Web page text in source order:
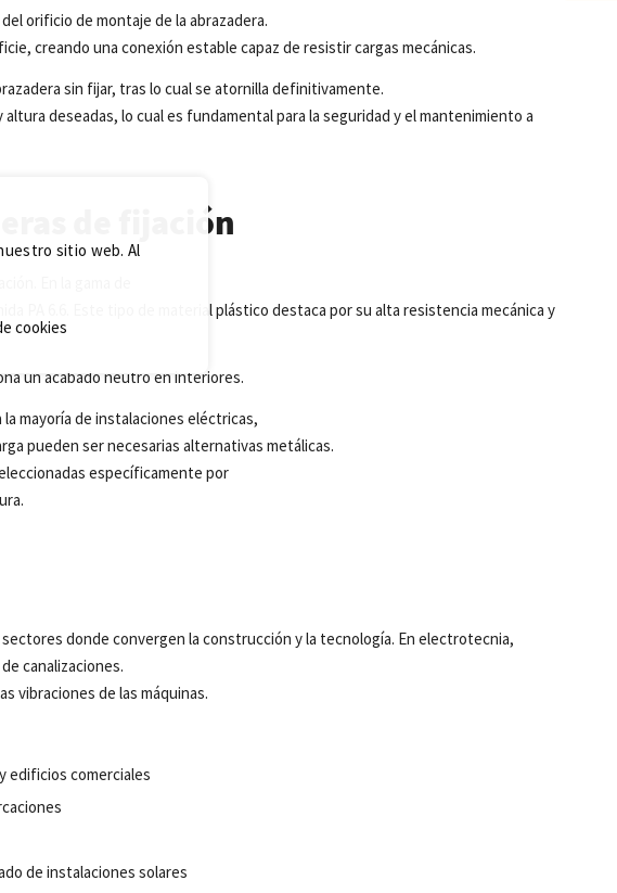
del orificio demontaje de laabrazadera.
creando unaconexión estable capaz deresistircargas mecánicas.
sin fijar, tras locualseatornilla definitivamente.
alturadeseadas, locuales fundamentalpara laseguridad yelmantenimiento a
de fijación
materialplástico destaca por su altaresistencia mecánica y
unacabado neutro eninteriores.
lamayoría deinstalaciones eléctricas,
pueden sernecesarias alternativas metálicas.
específicamente por
sectores dondeconvergen laconstrucción y la tecnología. Enelectrotecnia,
decanalizaciones.
vibraciones delas máquinas.
yedificios comerciales
de instalaciones solares
sitio web. Al
cookies